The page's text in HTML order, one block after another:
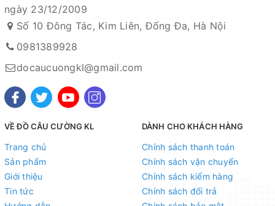
Mọi thắc mắc liên hệ SĐT : 098.138.9928 - 098.902.9066 -
090.565.6668 - 091.258.3939
để được giải đáp.
CAM KẾT CỦA CỬA HÀNG CHÚNG TÔI
Đồ câu chính hãng, đúng thông tin mô tả và sản phẩm đặt mua
của khách hàng
ngày 23/12/2009
Số 10 Đông Tác, Kim Liên, Đống Đa, Hà Nội
0981389928
docaucuongkl@gmail.com
VỀ ĐỒ CÂU CƯỜNG KL
Trang chủ
Sản phẩm
Giới thiệu
Tin tức
DÀNH CHO KHÁCH HÀNG
Chính sách thanh toán
Chính sách vận chuyển
Chính sách kiểm hàng
Chính sách đổi trả